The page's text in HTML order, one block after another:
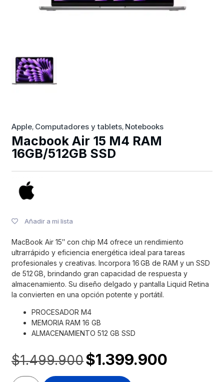
Apple, Computadores y tablets, Notebooks
Macbook Air 15 M4 RAM
16GB/512GB SSD
Añadir a mi lista
MacBook Air 15″ con chip M4 ofrece un rendimiento
ultrarrápido y eficiencia energética ideal para tareas
profesionales y creativas. Incorpora 16 GB de RAM y un SSD
de 512 GB, brindando gran capacidad de respuesta y
almacenamiento. Su diseño delgado y pantalla Liquid Retina
la convierten en una opción potente y portátil.
PROCESADOR M4
MEMORIA RAM 16 GB
ALMACENAMIENTO 512 GB SSD
$1.499.900$1.399.900